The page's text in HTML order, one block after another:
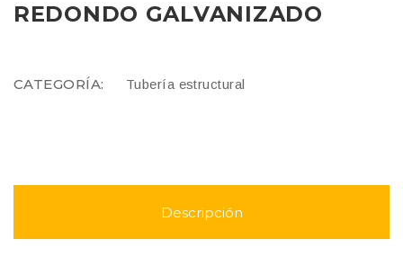
REDONDO GALVANIZADO
CATEGORÍA: Tubería estructural
Descripción